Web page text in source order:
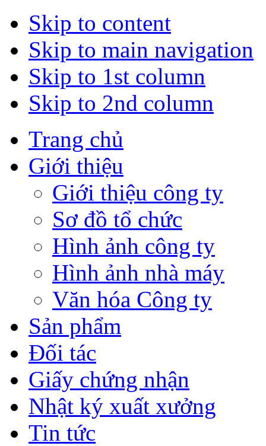
Skip to content
Skip to main navigation
Skip to 1st column
Skip to 2nd column
Trang chủ
Giới thiệu
Giới thiệu công ty
Sơ đồ tổ chức
Hình ảnh công ty
Hình ảnh nhà máy
Văn hóa Công ty
Sản phẩm
Đối tác
Giấy chứng nhận
Nhật ký xuất xưởng
Tin tức